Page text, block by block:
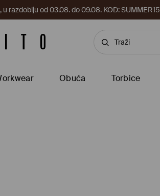
razdoblju od 03.08. do 09.08. KOD: SUMMER15
Obuća Torbice